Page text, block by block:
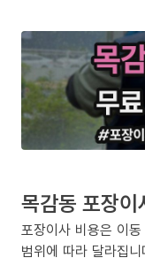
목감동 포장
포장이사 비용은 이
범위에 따라 달라집니